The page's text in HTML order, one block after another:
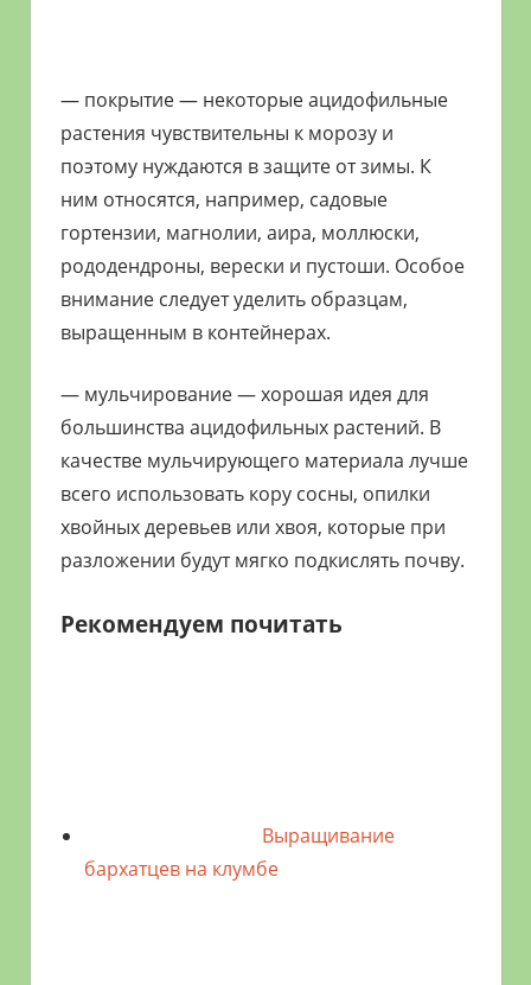
— покрытие — некоторые ацидофильные
растения чувствительны к морозу и
поэтому нуждаются в защите от зимы. К
ним относятся, например, садовые
гортензии, магнолии, аира, моллюски,
рододендроны, верески и пустоши. Особое
внимание следует уделить образцам,
выращенным в контейнерах.
— мульчирование — хорошая идея для
большинства ацидофильных растений. В
качестве мульчирующего материала лучше
всего использовать кору сосны, опилки
хвойных деревьев или хвоя, которые при
разложении будут мягко подкислять почву.
Рекомендуем почитать
Выращивание
бархатцев на клумбе